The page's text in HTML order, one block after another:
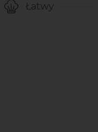
Łatwy